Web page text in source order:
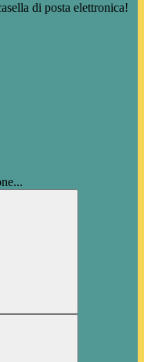
di posta elettronica!